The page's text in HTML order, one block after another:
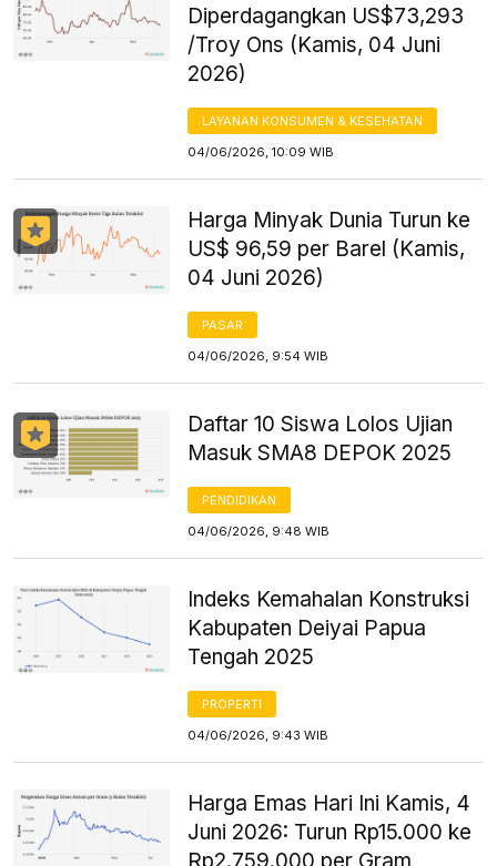
Diperdagangkan US$73,293
/Troy Ons (Kamis, 04 Juni
2026)
LAYANAN KONSUMEN & KESEHATAN
04/06/2026, 10:09 WIB
Harga Minyak Dunia Turun ke
US$ 96,59 per Barel (Kamis,
04 Juni 2026)
PASAR
04/06/2026, 9:54 WIB
Daftar 10 Siswa Lolos Ujian
Masuk SMA8 DEPOK 2025
PENDIDIKAN
04/06/2026, 9:48 WIB
Indeks Kemahalan Konstruksi
Kabupaten Deiyai Papua
Tengah 2025
PROPERTI
04/06/2026, 9:43 WIB
Harga Emas Hari Ini Kamis, 4
Juni 2026: Turun Rp15.000 ke
Rp2.759.000 per Gram